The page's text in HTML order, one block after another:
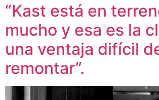
“Kast está en
mucho y esa es la
una ventaja difícil
remontar”.